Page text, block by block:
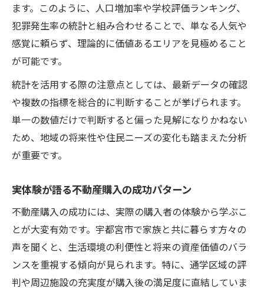
ます。このように、人口増加率や学校評価ランキング、
犯罪発生率の統計と組み合わせることで、単なる人気や
感覚に頼らず、理論的に価値あるエリアを見極めること
が可能です。
統計を活用する際の注意点としては、最新データの確認
や複数の指標を総合的に判断することが挙げられます。
単一の数値だけで判断すると偏った見解になりかねない
ため、地域の将来性や住民ニーズの変化も踏まえた分析
が重要です。
実体験が語る不動産購入の成功パターン
不動産購入の成功には、実際の購入者の体験から学ぶこ
とが大変有効です。宇都宮市で家族と共に暮らす方々の
声を聞くと、生活環境の利便性と将来の資産価値のバラ
ンスを重視する傾向が見られます。特に、通学区域の評
判や周辺施設の充実度が購入後の満足度に直結していま